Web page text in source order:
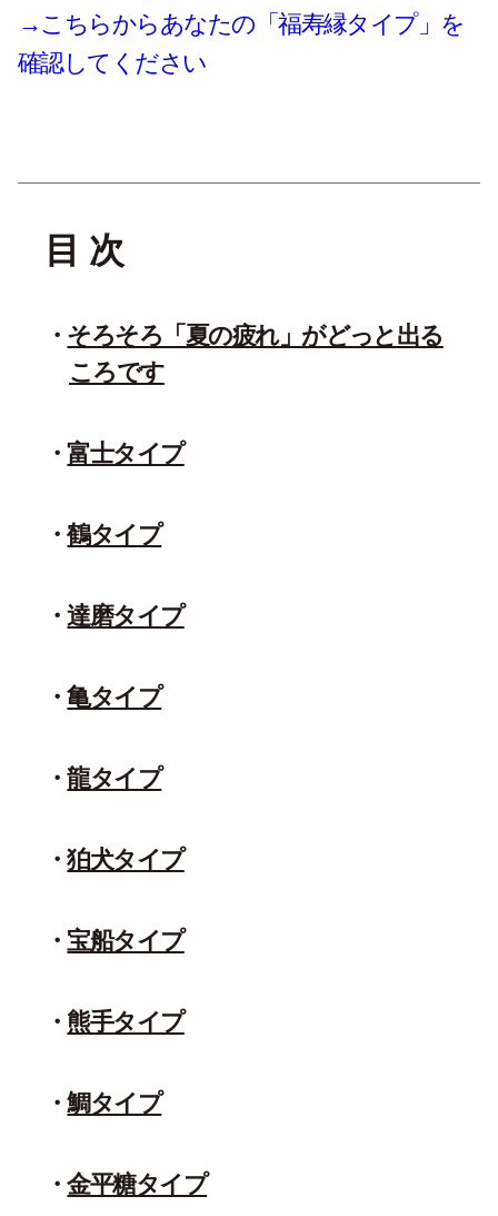
→こちらからあなたの「福寿縁タイプ」を
確認してください
目 次
そろそろ「夏の疲れ」がどっと出る
ころです
富士タイプ
鶴タイプ
達磨タイプ
亀タイプ
龍タイプ
狛犬タイプ
宝船タイプ
熊手タイプ
鯛タイプ
金平糖タイプ